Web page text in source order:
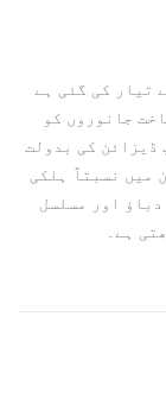
تیار کی گئی ہے
موٹی ساخت جانوروں کو
ڈیزائن کی بدولت
میں نسبتاً ہلکی
اور مسلسل
ہے۔